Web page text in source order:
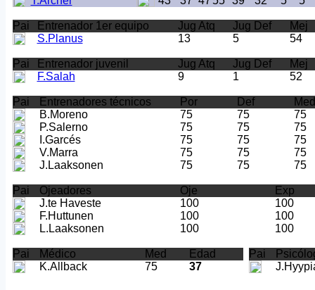
Pai Entrenador 1er equipo Jug Atq Jug Def
Mej
S.Planus
13 5 54
Pai Entrenador juvenil Jug Atq Jug Def
Mej
F.Salah
9 1 52
Pai Entrenadores técnicos Por Def
Med
B.Moreno
75 75
75
P.Salerno
75 75
75
I.Garcés
75 75
75
V.Marra
75 75
75
J.Laaksonen
75 75 75
Pai Ojeadores Oje
Exp
J.te Haveste
100
100
F.Huttunen
100
100
L.Laaksonen
100 100
Pai Médico Med Edad Pai
K.Allback
75 37